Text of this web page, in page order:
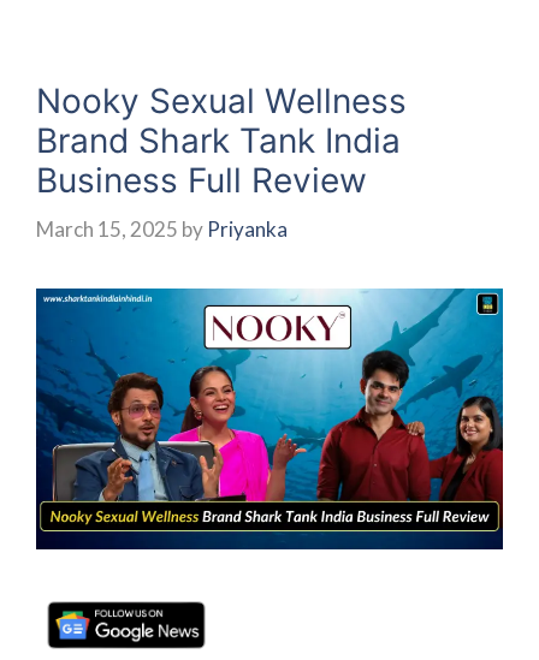
Nooky Sexual Wellness
Brand Shark Tank India
Business Full Review
March 15, 2025 by Priyanka